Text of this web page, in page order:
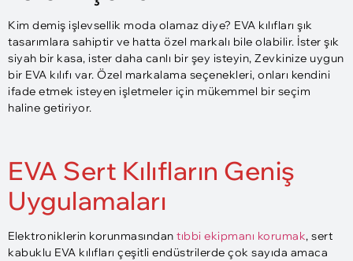
Kim demiş işlevsellik moda olamaz diye? EVA kılıfları şık
tasarımlara sahiptir ve hatta özel markalı bile olabilir. İster şık
siyah bir kasa, ister daha canlı bir şey isteyin, Zevkinize uygun
bir EVA kılıfı var. Özel markalama seçenekleri, onları kendini
ifade etmek isteyen işletmeler için mükemmel bir seçim
haline getiriyor.
EVA Sert Kılıfların Geniş
Uygulamaları
Elektroniklerin korunmasından tıbbi ekipmanı korumak, sert
kabuklu EVA kılıfları çeşitli endüstrilerde çok sayıda amaca